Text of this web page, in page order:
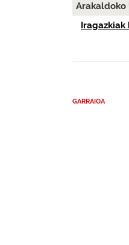
Arakaldoko
GARRAIOA